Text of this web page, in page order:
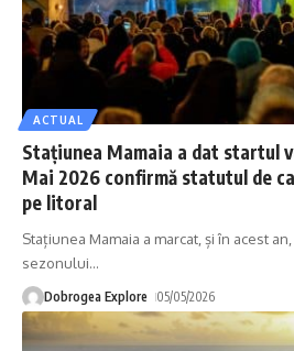
ACTUAL
Stațiunea Mamaia a dat startul
Mai 2026 confirmă statutul de
pe litoral
Stațiunea Mamaia a marcat, și în acest
sezonului…
Dobrogea Explore 05/05/2026